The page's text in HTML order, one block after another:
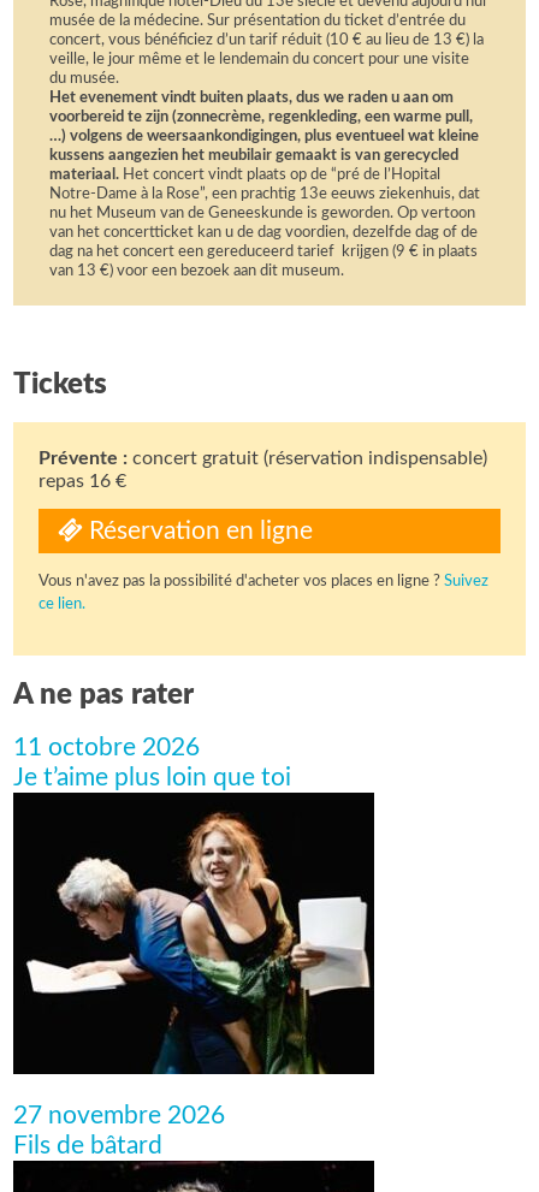
musée de la médecine. Sur présentation du ticket d’entrée du
concert, vous bénéficiez d’un tarif réduit (10 € au lieu de 13 €) la
veille, le jour même et le lendemain du concert pour une visite
du musée.
Het evenement vindt buiten plaats, dus we raden u aan om
voorbereid te zijn (zonnecrème, regenkleding, een warme pull,
…) volgens de weersaankondigingen, plus eventueel wat kleine
kussens aangezien het meubilair gemaakt is van gerecycled
materiaal. Het concert vindt plaats op de “pré de l’Hopital
Notre-Dame à la Rose”, een prachtig 13e eeuws ziekenhuis, dat
nu het Museum van de Geneeskunde is geworden. Op vertoon
van het concertticket kan u de dag voordien, dezelfde dag of de
dag na het concert een gereduceerd tarief krijgen (9 € in plaats
van 13 €) voor een bezoek aan dit museum.
Tickets
Prévente : concert gratuit (réservation indispensable)
repas 16 €
Réservation en ligne
Vous n'avez pas la possibilité d'acheter vos places en ligne ?Suivez
ce lien.
A ne pas rater
11 octobre 2026
Je t’aime plus loin que toi
27 novembre 2026
Fils de bâtard